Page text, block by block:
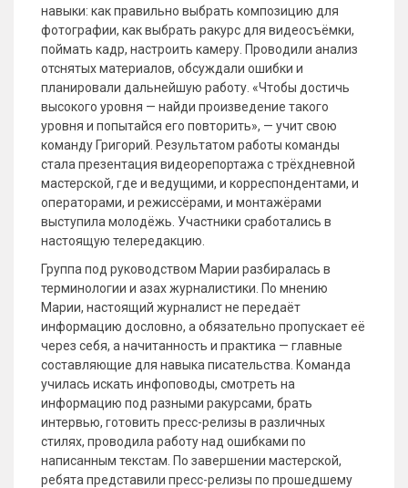
навыки: как правильно выбрать композицию для
фотографии, как выбрать ракурс для видеосъёмки,
поймать кадр, настроить камеру. Проводили анализ
отснятых материалов, обсуждали ошибки и
планировали дальнейшую работу. «Чтобы достичь
высокого уровня — найди произведение такого
уровня и попытайся его повторить», — учит свою
команду Григорий. Результатом работы команды
стала презентация видеорепортажа с трёхдневной
мастерской, где и ведущими, и корреспондентами, и
операторами, и режиссёрами, и монтажёрами
выступила молодёжь. Участники сработались в
настоящую телередакцию.
Группа под руководством Марии разбиралась в
терминологии и азах журналистики. По мнению
Марии, настоящий журналист не передаёт
информацию дословно, а обязательно пропускает её
через себя, а начитанность и практика — главные
составляющие для навыка писательства. Команда
училась искать инфоповоды, смотреть на
информацию под разными ракурсами, брать
интервью, готовить пресс-релизы в различных
стилях, проводила работу над ошибками по
написанным текстам. По завершении мастерской,
ребята представили пресс-релизы по прошедшему